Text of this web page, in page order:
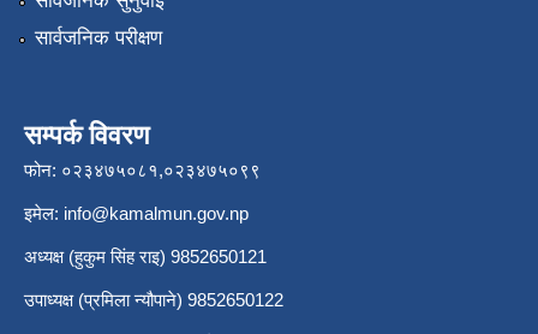
सार्वजनिक परीक्षण
सम्पर्क विवरण
फोन: ०२३४७५०८१,०२३४७५०९९
इमेल: info@kamalmun.gov.np
अध्यक्ष (हुकुम सिंह राइ) 9852650121
उपाध्यक्ष (प्रमिला न्यौपाने) 9852650122